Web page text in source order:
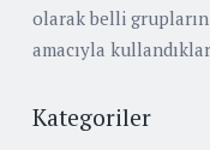
olarak belli
amacıyla
Kategoriler